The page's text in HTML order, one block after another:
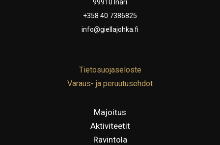
99910 Inari
+358 40 7386825
info@giellajohka.fi
Tietosuojaseloste
Varaus- ja peruutusehdot
Majoitus
Aktiviteetit
Ravintola